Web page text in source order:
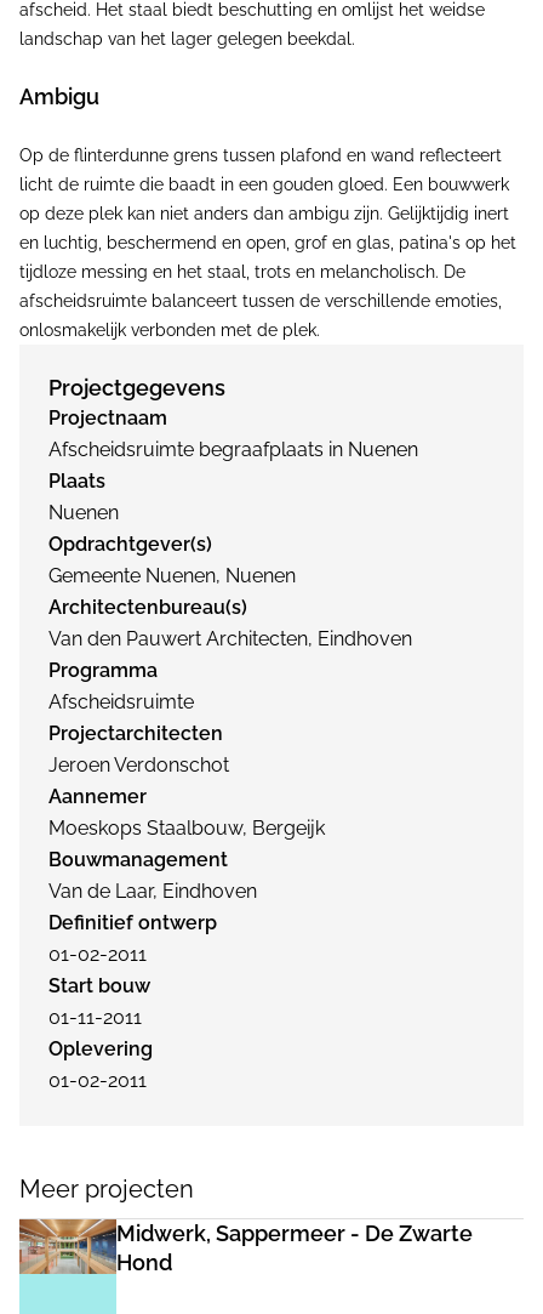
afscheid. Het staal biedt beschutting en omlijst het weidse
landschap van het lager gelegen beekdal.
Ambigu
Op de flinterdunne grens tussen plafond en wand reflecteert
licht de ruimte die baadt in een gouden gloed. Een bouwwerk
op deze plek kan niet anders dan ambigu zijn. Gelijktijdig inert
en luchtig, beschermend en open, grof en glas, patina's op het
tijdloze messing en het staal, trots en melancholisch. De
afscheidsruimte balanceert tussen de verschillende emoties,
onlosmakelijk verbonden met de plek.
Projectgegevens
Projectnaam
Afscheidsruimte begraafplaats in Nuenen
Plaats
Nuenen
Opdrachtgever(s)
Gemeente Nuenen, Nuenen
Architectenbureau(s)
Van den Pauwert Architecten, Eindhoven
Programma
Afscheidsruimte
Projectarchitecten
Jeroen Verdonschot
Aannemer
Moeskops Staalbouw, Bergeijk
Bouwmanagement
Van de Laar, Eindhoven
Definitief ontwerp
01-02-2011
Start bouw
01-11-2011
Oplevering
01-02-2011
Meer projecten
Midwerk, Sappermeer - De Zwarte
Hond